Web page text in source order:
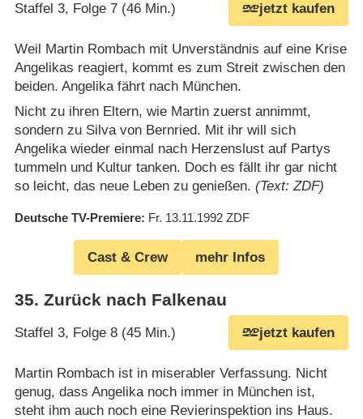
Staffel 3, Folge 7 (46 Min.) jetzt kaufen
Weil Martin Rombach mit Unverständnis auf eine Krise
Angelikas reagiert, kommt es zum Streit zwischen den
beiden. Angelika fährt nach München.
Nicht zu ihren Eltern, wie Martin zuerst annimmt,
sondern zu Silva von Bernried. Mit ihr will sich
Angelika wieder einmal nach Herzenslust auf Partys
tummeln und Kultur tanken. Doch es fällt ihr gar nicht
so leicht, das neue Leben zu genießen. (Text: ZDF)
Deutsche TV-Premiere Fr. 13.11.1992 ZDF
Cast & Crew mehr Infos
35. Zurück nach Falkenau
Staffel 3, Folge 8 (45 Min.) jetzt kaufen
Martin Rombach ist in miserabler Verfassung. Nicht
genug, dass Angelika noch immer in München ist,
steht ihm auch noch eine Revierinspektion ins Haus.